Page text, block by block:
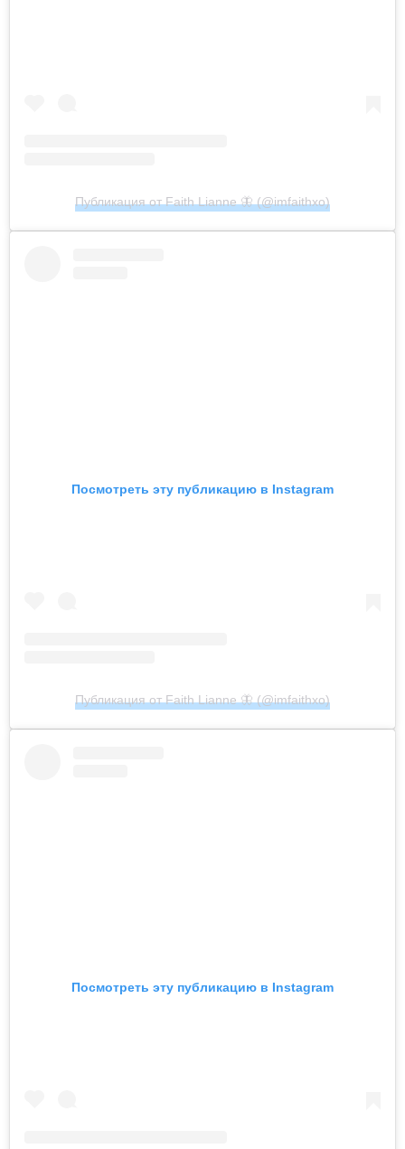
Публикация от Faith Lianne 🦋 (@imfaithxo)
Посмотреть эту публикацию в Instagram
Публикация от Faith Lianne 🦋 (@imfaithxo)
Посмотреть эту публикацию в Instagram